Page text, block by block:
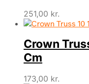
251,00 kr.
Crown
Cm
173,00 kr.